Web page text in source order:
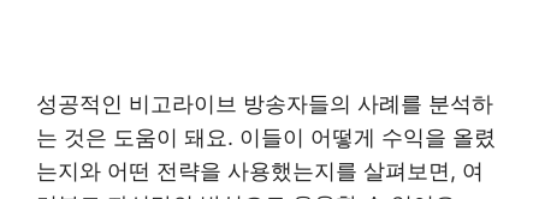
성공적인 비고라이브 방송자들의 사례를 분석하
는 것은 도움이 돼요. 이들이 어떻게 수익을 올렸
는지와 어떤 전략을 사용했는지를 살펴보면, 여